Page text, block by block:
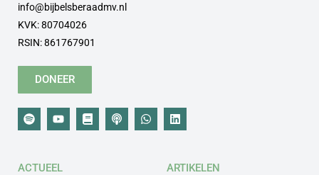
info@bijbelsberaadmv.nl
KVK: 80704026
RSIN: 861767901
DONEER
ACTUEEL ARTIKELEN